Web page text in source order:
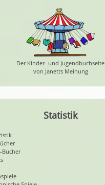
Der Kinder- und Jugendbuchseite
von Janetts Meinung
Statistik
Bücher